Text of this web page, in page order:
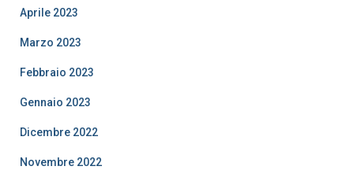
Aprile 2023
Marzo 2023
Febbraio 2023
Gennaio 2023
Dicembre 2022
Novembre 2022